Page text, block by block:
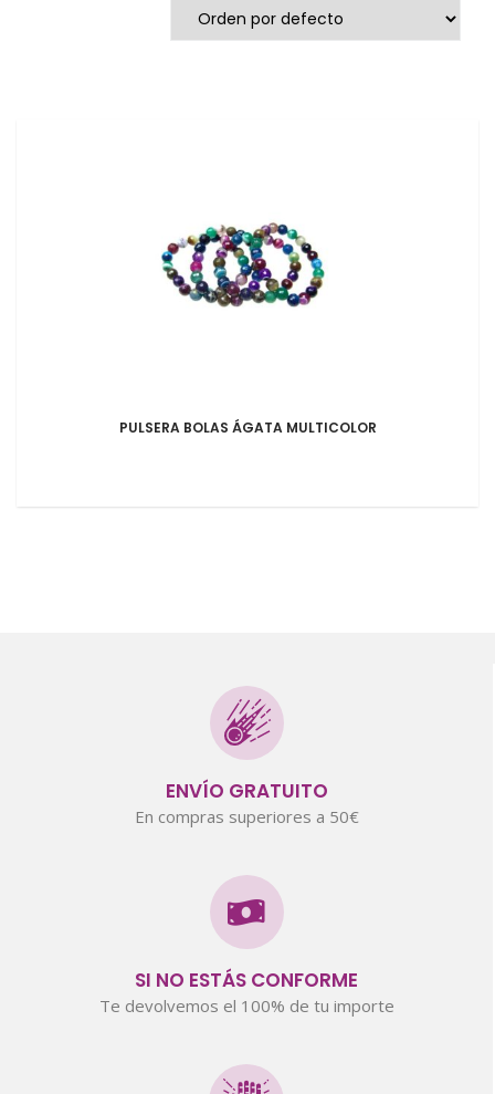
PULSERA BOLAS ÁGATA MULTICOLOR
ENVÍO GRATUITO
En compras superiores a 50€
SI NO ESTÁS CONFORME
Te devolvemos el 100% de tu importe